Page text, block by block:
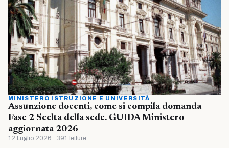
MINISTERO ISTRUZIONE E UNIVERSITÀ
Assunzione docenti, come si compila domanda
Fase 2 Scelta della sede. GUIDA Ministero
aggiornata 2026
12 Luglio 2026 · 391 letture